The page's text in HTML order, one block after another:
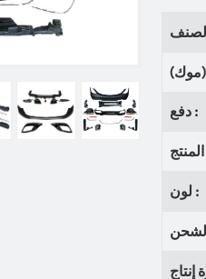
دفع :
لون :